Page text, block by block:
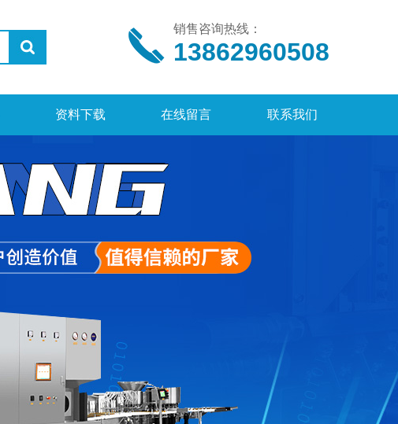
销售咨询热线：
13862960508
资料下载 在线留言 联系我们